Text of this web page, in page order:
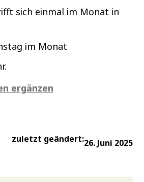
sich einmal im Monat in
im Monat
ergänzen
zuletzt geändert:26. Juni 2025